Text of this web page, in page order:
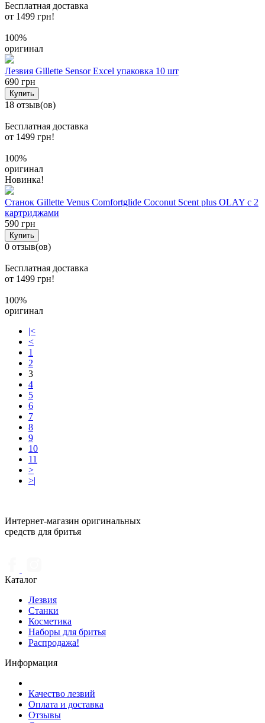
Бесплатная доставка
от 1499 грн!
100%
оригинал
Лезвия Gillette Sensor Excel упаковка 10 шт
690 грн
Купить
18 отзыв(ов)
Бесплатная доставка
от 1499 грн!
100%
оригинал
Новинка!
Станок Gillette Venus Comfortglide Coconut Scent plus OLAY с 2
картриджами
590 грн
Купить
0 отзыв(ов)
Бесплатная доставка
от 1499 грн!
100%
оригинал
|<
<
1
2
3
4
5
6
7
8
9
10
11
>
>|
Интернет-магазин оригинальных
средств для бритья
Каталог
Лезвия
Станки
Косметика
Наборы для бритья
Распродажа!
Информация
Качество лезвий
Оплата и доставка
Отзывы